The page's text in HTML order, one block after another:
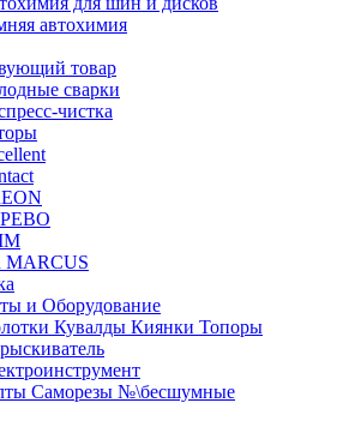
автохимия
товар
сварки
чистка
MARCUS
и Оборудование
Кувалды Киянки Топоры
Саморезы №\бесшумные